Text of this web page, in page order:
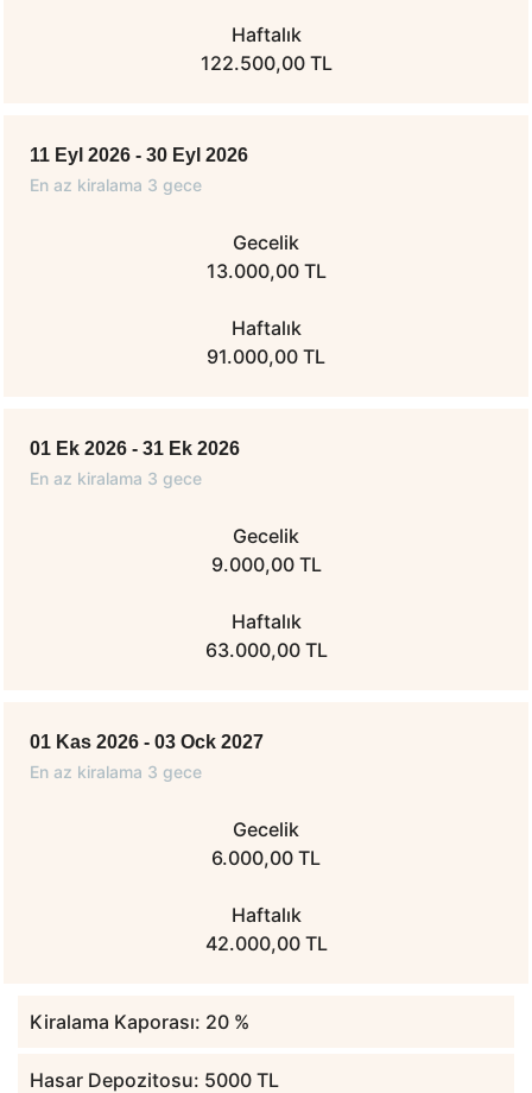
Haftalık
122.500,00 TL
11 Eyl 2026 - 30 Eyl 2026
En az kiralama 3 gece
Gecelik
13.000,00 TL
Haftalık
91.000,00 TL
01 Ek 2026 - 31 Ek 2026
En az kiralama 3 gece
Gecelik
9.000,00 TL
Haftalık
63.000,00 TL
01 Kas 2026 - 03 Ock 2027
En az kiralama 3 gece
Gecelik
6.000,00 TL
Haftalık
42.000,00 TL
Kiralama Kaporası: 20 %
Hasar Depozitosu: 5000 TL